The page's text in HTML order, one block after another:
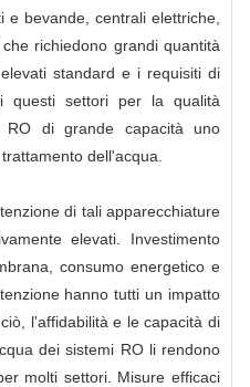
e bevande, centrali elettriche,
richiedono grandi quantità
standard e i requisiti di
questi settori per la qualità
RO di grande capacità uno
dell'acqua.
di tali apparecchiature
elevati. Investimento
consumo energetico e
hanno tutti un impatto
l'affidabilità e le capacità di
dei sistemi RO li rendono
molti settori. Misure efficaci